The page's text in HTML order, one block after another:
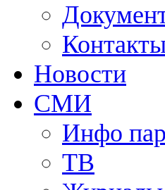
Новости
СМИ
Инфо
ТВ